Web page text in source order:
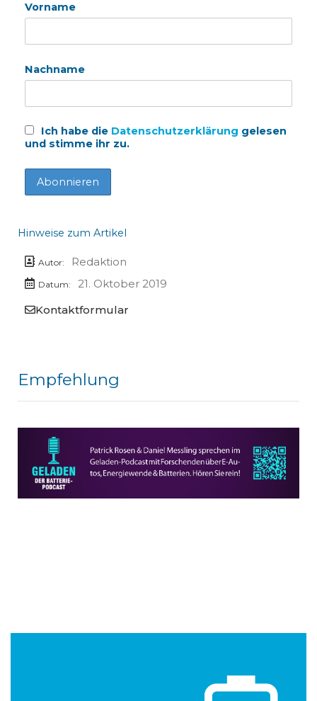
Vorname
Nachname
Ich habe die Datenschutzerklärung gelesen
und stimme ihr zu.
Hinweise zum Artikel
Autor: Redaktion
Datum:
21. Oktober 2019
Kontaktformular
Empfehlung